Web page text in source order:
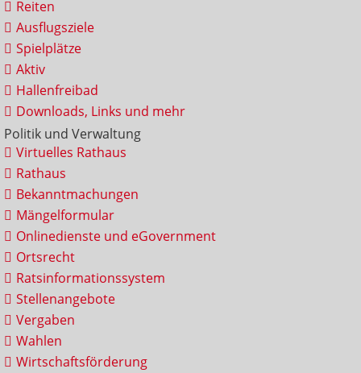
Reiten
Ausflugsziele
Spielplätze
Aktiv
Hallenfreibad
Downloads, Links und mehr
Politik und Verwaltung
Virtuelles Rathaus
Rathaus
Bekanntmachungen
Mängelformular
Onlinedienste und eGovernment
Ortsrecht
Ratsinformationssystem
Stellenangebote
Vergaben
Wahlen
Wirtschaftsförderung